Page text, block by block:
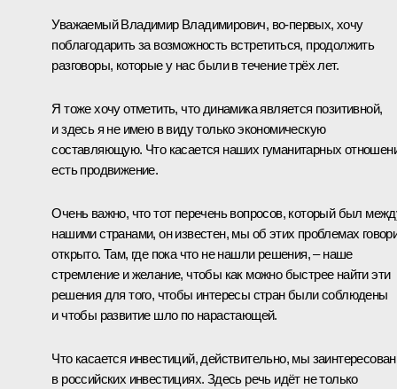
Уважаемый Владимир Владимирович, во‑первых, хочу
поблагодарить за возможность встретиться, продолжить
разговоры, которые у нас были в течение трёх лет.
Я тоже хочу отметить, что динамика является позитивной,
и здесь я не имею в виду только экономическую
составляющую. Что касается наших гуманитарных
есть продвижение.
Очень важно, что тот перечень вопросов, который был
нашими странами, он известен, мы об этих проблемах
открыто. Там, где пока что не нашли решения, – наше
стремление и желание, чтобы как можно быстрее найти эти
решения для того, чтобы интересы стран были соблюдены
и чтобы развитие шло по нарастающей.
Что касается инвестиций, действительно, мы
в российских инвестициях. Здесь речь идёт не только